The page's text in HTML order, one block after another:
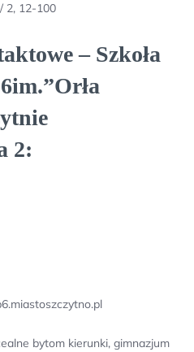
2, 12-100
– Szkoła
2:
bytom kierunki, gimnazjum